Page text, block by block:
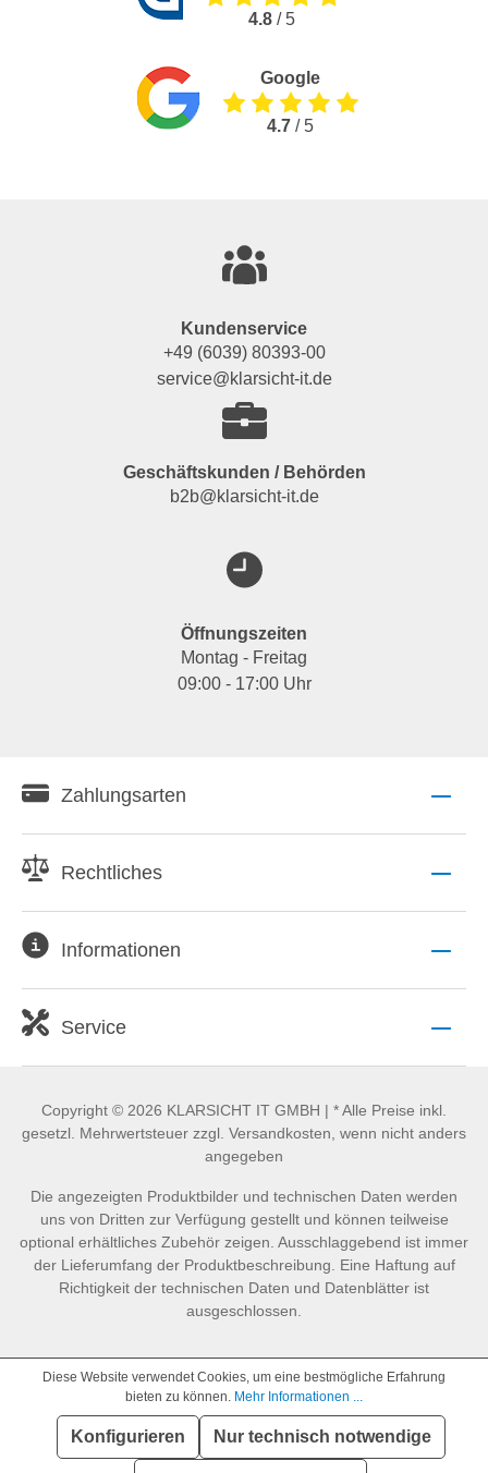
4.8 / 5
Google
4.7 / 5
Kundenservice
+49 (6039) 80393-00
service@klarsicht-it.de
Geschäftskunden / Behörden
b2b@klarsicht-it.de
Öffnungszeiten
Montag - Freitag
09:00 - 17:00 Uhr
Zahlungsarten
Rechtliches
Informationen
Service
Copyright © 2026 KLARSICHT IT GMBH | * Alle Preise inkl.
gesetzl. Mehrwertsteuer zzgl. Versandkosten, wenn nicht anders
angegeben
Die angezeigten Produktbilder und technischen Daten werden
uns von Dritten zur Verfügung gestellt und können teilweise
optional erhältliches Zubehör zeigen. Ausschlaggebend ist immer
der Lieferumfang der Produktbeschreibung. Eine Haftung auf
Richtigkeit der technischen Daten und Datenblätter ist
ausgeschlossen.
Diese Website verwendet Cookies, um eine bestmögliche Erfahrung
bieten zu können. Mehr Informationen ...
Konfigurieren Nur technisch notwendige
SEHR GUT (4.86 / 5)